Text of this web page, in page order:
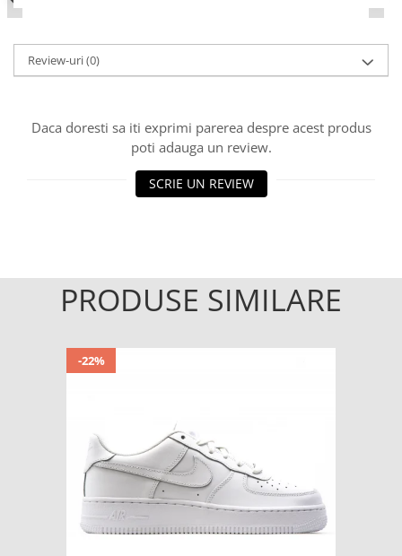
Review-uri(0)
Daca doresti sa iti exprimi parerea despre acest produs
poti adauga un review.
SCRIE UN REVIEW
PRODUSE SIMILARE
-22%